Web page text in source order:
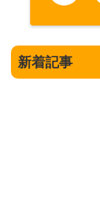
新着記事